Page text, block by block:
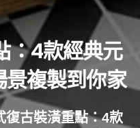
：4款經典元
複製到你家
復古裝潢重點：4款